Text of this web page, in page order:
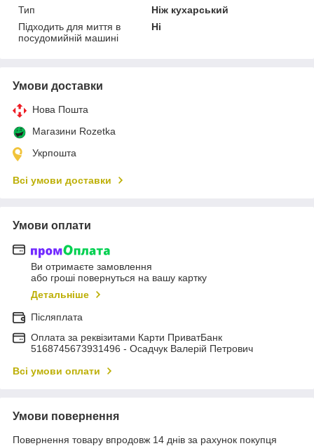
Тип
Ніж кухарський
Підходить для миття в
посудомийній машині
Ні
Умови доставки
Нова Пошта
Магазини Rozetka
Укрпошта
Всі умови доставки
Умови оплати
Ви отримаєте замовлення
або гроші повернуться на вашу картку
Детальніше
Післяплата
Оплата за реквізитами Карти ПриватБанк
5168745673931496 - Осадчук Валерій Петрович
Всі умови оплати
Умови повернення
Повернення товару впродовж 14 днів за рахунок покупця